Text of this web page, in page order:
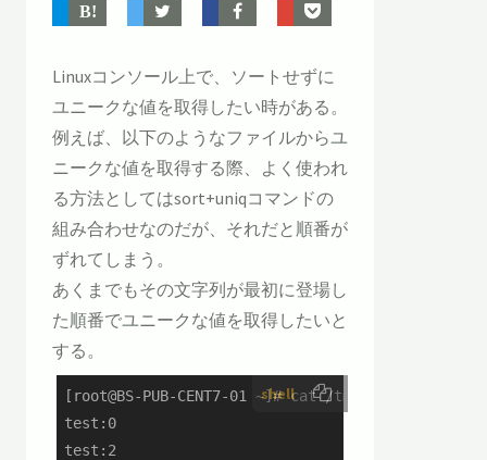
Linuxコンソール上で、ソートせずに
ユニークな値を取得したい時がある。
例えば、以下のようなファイルからユ
ニークな値を取得する際、よく使われ
る方法としてはsort+uniqコマンドの
組み合わせなのだが、それだと順番が
ずれてしまう。
あくまでもその文字列が最初に登場し
た順番でユニークな値を取得したいと
する。
shell
[root@BS-PUB-CENT7-01 ~]# cat /tmp/test.txt
test:0
test:2